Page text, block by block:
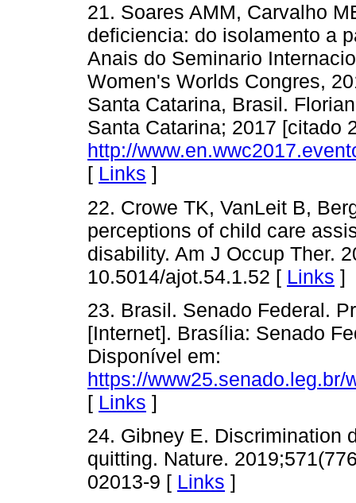
21. Soares AMM, Carvalho
deficiencia: do isolamento a
Anais do Seminario
Women's Worlds Congres,
Santa Catarina, Brasil.
Santa Catarina; 2017 [citado
http://
[ Links ]
22. Crowe TK, VanLeit B,
perceptions of child care
disability. Am J Occup Ther.
10.5014/ajot.54.1.52 [ Links ]
23. Brasil. Senado Federal.
[Internet]. Brasília: Senado
Disponível em:
https://
[ Links ]
24. Gibney E. Discrimination
quitting. Nature.
02013-9 [ Links ]